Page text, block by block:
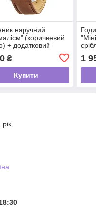
наручний
(коричневий
+ додатковий
₴
Купити
1